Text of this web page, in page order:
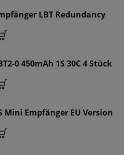
LBT Redundancy
0 450mAh 1S 30C 4 Stück
Mini Empfänger EU Version